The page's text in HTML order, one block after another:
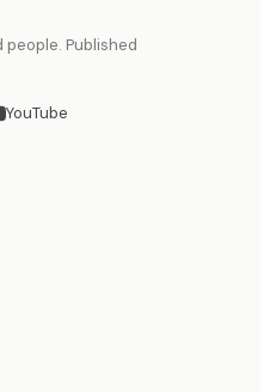
people. Published
YouTube